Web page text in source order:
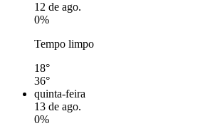
12 de ago.
0%
Tempo limpo
18°
36°
quinta-feira
13 de ago.
0%